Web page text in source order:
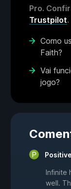
Pro.
Trustpilot.
Como
Faith?
Vai
jogo?
Infinite
well.